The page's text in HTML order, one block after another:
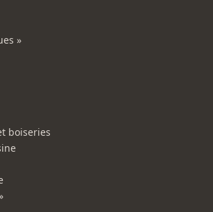
»
boiseries